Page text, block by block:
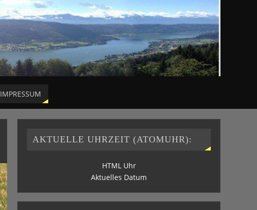
IMPRESSUM
AKTUELLE UHRZEIT (ATOMUHR):
HTML Uhr
Aktuelles Datum